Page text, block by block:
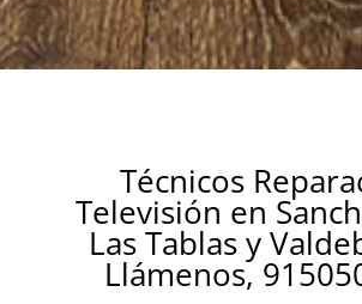
Técnicos
Televisión en
Las Tablas y
Llámenos,